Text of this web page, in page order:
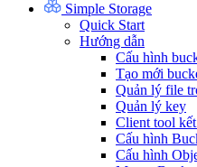
Simple Storage
Quick Start
Hướng dẫn
Cấu hình
Tạo mới
Quản lý file
Quản lý key
Client tool
Cấu hình
Cấu hình